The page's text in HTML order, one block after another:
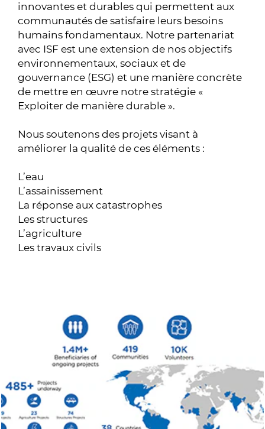
innovantes et durables qui permettent aux
communautés de satisfaire leurs besoins
humains fondamentaux. Notre partenariat
avec ISF est une extension de nos objectifs
environnementaux, sociaux et de
gouvernance (ESG) et une manière concrète
de mettre en œuvre notre stratégie «
Exploiter de manière durable ».
Nous soutenons des projets visant à
améliorer la qualité de ces éléments :
L’eau
L’assainissement
La réponse aux catastrophes
Les structures
L’agriculture
Les travaux civils